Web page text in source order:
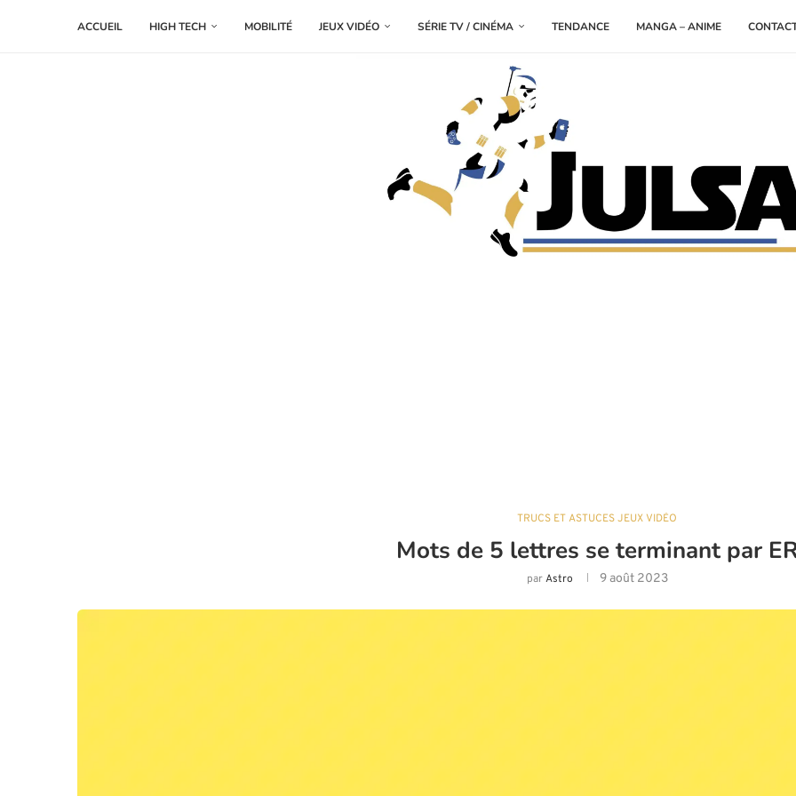
ACCUEIL HIGH TECH MOBILITÉ JEUX VIDÉO SÉRIE TV / CINÉMA TENDANCE MANGA – ANIME
TRUCS ET ASTUCES JEUX VIDÉO
Mots de 5 lettres se terminant par
parAstro 9 août 2023